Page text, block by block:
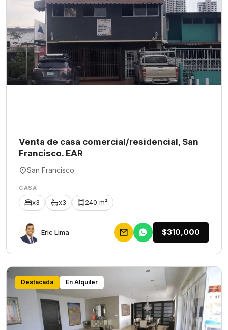
Venta de casa comercial/residencial, San
Francisco. EAR
San Francisco
CASA
x3 x3 240 m²
Eric Lima $310,000
Destacada En Alquiler